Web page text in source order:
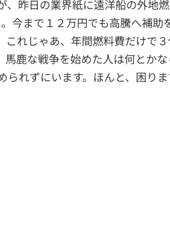
、昨日の業界紙に遠洋船の外地
今まで１２万円でも高騰へ補助
これじゃあ、年間燃料費だけで
馬鹿な戦争を始めた人は何とか
られずにいます。ほんと、困りま